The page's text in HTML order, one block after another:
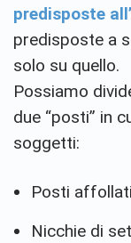
predisposte
predisposte a
solo su quello.
Possiamo
due “posti” in
soggetti:
Posti affollati
Nicchie di